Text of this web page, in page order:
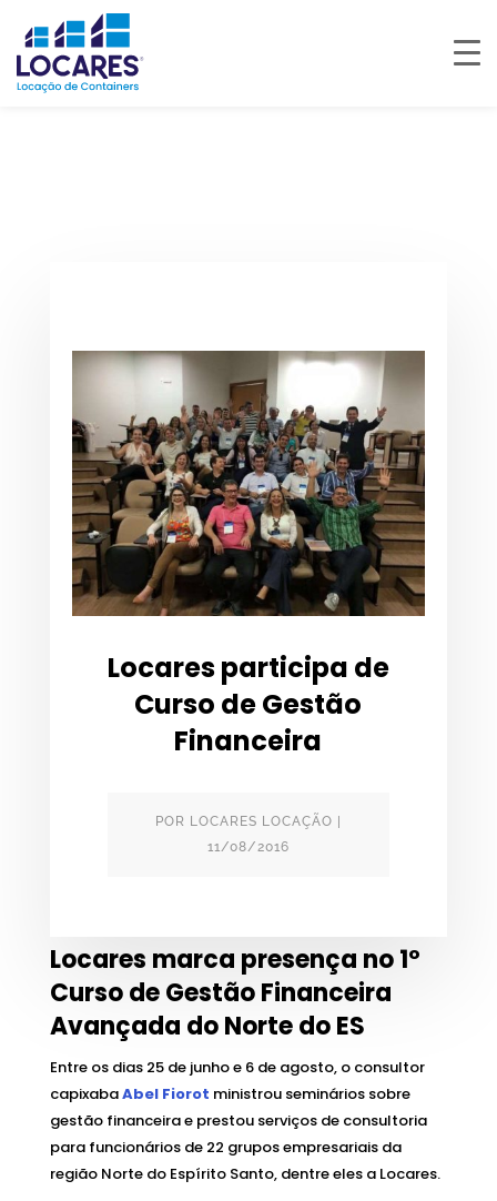
Locares participa de
Curso de Gestão
Financeira
POR LOCARES LOCAÇÃO |
11/08/2016
Locares marca presença no 1º
Curso de Gestão Financeira
Avançada do Norte do ES
Entre os dias 25 de junho e 6 de agosto, o consultor
capixabaAbel Fiorot ministrou seminários sobre
gestão financeira e prestou serviços de consultoria
para funcionários de 22 grupos empresariais da
região Norte do Espírito Santo, dentre eles a Locares.